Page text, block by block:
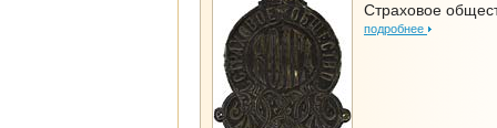
Страховое
подробнее